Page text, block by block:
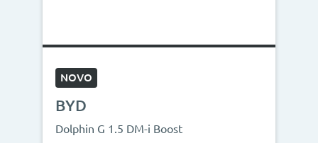
NOVO
BYD
Dolphin G 1.5 DM-i Boost